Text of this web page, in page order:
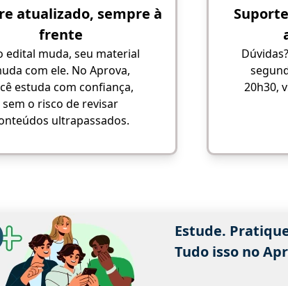
atualizado, sempre à
frente
edital muda, seu material
com ele. No Aprova,
estuda com confiança,
sem o risco de revisar
ultrapassados.
20h30,
Estude.
Tudo isso no